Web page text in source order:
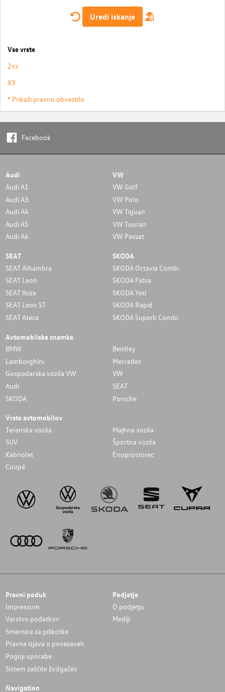
Uredi iskanje
Vse vrste
2xx
X3
* Prikaži pravno obvestilo
Facebook
Audi
Audi A1
Audi A3
Audi A4
Audi A5
Audi A6
VW
VW Golf
VW Polo
VW Tiguan
VW Touran
VW Passat
SEAT
SEAT Alhambra
SEAT Leon
SEAT Ibiza
SEAT Leon ST
SEAT Ateca
SKODA
SKODA Octavia Combi
SKODA Fabia
SKODA Yeti
SKODA Rapid
SKODA Superb Combi
Avtomobilske znamke
BMW
Bentley
Lamborghini
Mercedes
Gospodarska vozila VW
VW
Audi
SEAT
SKODA
Porsche
Vrste avtomobilov
Terenska vozila
Majhna vozila
SUV
Športna vozila
Kabriolet
Enoprostorec
Coupé
Pravni poduk
Impressum
Varstvo podatkov
Smernice za piškotke
Pravna izjava o povezavah
Pogoji uporabe
Sistem zaščite žvižgačev
Podjetje
O podjetju
Mediji
Navigation